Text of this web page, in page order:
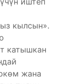
кылсын».
катышкан
жана